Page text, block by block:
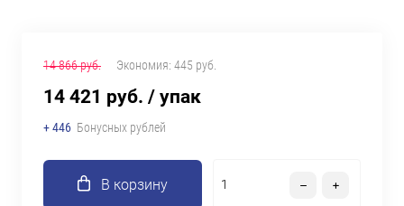
14 866 руб. Экономия: 445 руб.
14 421 руб. / упак
+ 446 Бонусных рублей
В корзину